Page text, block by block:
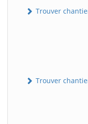
Trouver
Trouver